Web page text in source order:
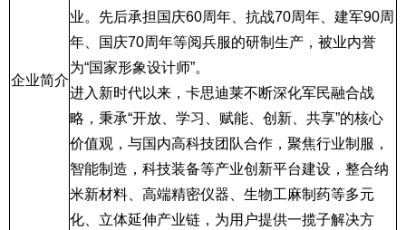
企业简介
业。先后承担国庆60周年、抗战70周年、建军90周
年、国庆70周年等阅兵服的研制生产，被业内誉
为“国家形象设计师”。
进入新时代以来，卡思迪莱不断深化军民融合战
略，秉承“开放、学习、赋能、创新、共享”的核心
价值观，与国内高科技团队合作，聚焦行业制服，
智能制造，科技装备等产业创新平台建设，整合纳
米新材料、高端精密仪器、生物工麻制药等多元
化、立体延伸产业链，为用户提供一揽子解决方